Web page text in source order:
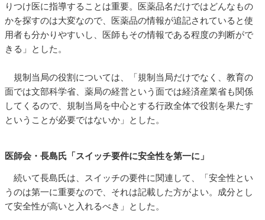
りつけ医に指導することは重要。医薬品名だけではどんなもの
かを探すのは大変なので、医薬品の情報が追記されていると使
用者も分かりやすいし、医師もその情報である程度の判断がで
きる」とした。
規制当局の役割については、「規制当局だけでなく、教育の
面では文部科学省、薬局の経営という面では経済産業省も関係
してくるので、規制当局を中心とする行政全体で役割を果たす
ということが必要ではないか」とした。
医師会・長島氏「スイッチ要件に安全性を第一に」
続いて長島氏は、スイッチの要件に関連して、「安全性とい
うのは第一に重要なので、それは記載した方がよい。成分とし
て安全性が高いと入れるべき」とした。